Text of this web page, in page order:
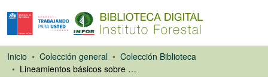
Inicio Colección general
Colección Biblioteca
Lineamientos básicos sobre construcción y mantenimiento de vías para aprovechamiento forestal